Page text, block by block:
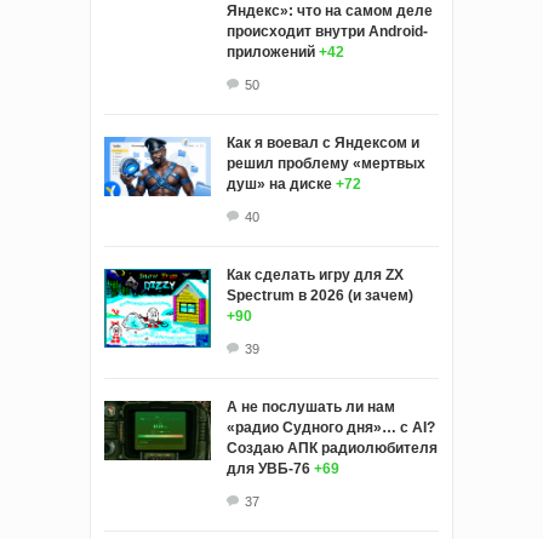
Яндекс»: что на самом деле
происходит внутри Android-
приложений +42
50
Как я воевал с Яндексом и
решил проблему «мертвых
душ» на диске +72
40
Как сделать игру для ZX
Spectrum в 2026 (и зачем)
+90
39
А не послушать ли нам
«радио Судного дня»… с AI?
Создаю АПК радиолюбителя
для УВБ-76 +69
37